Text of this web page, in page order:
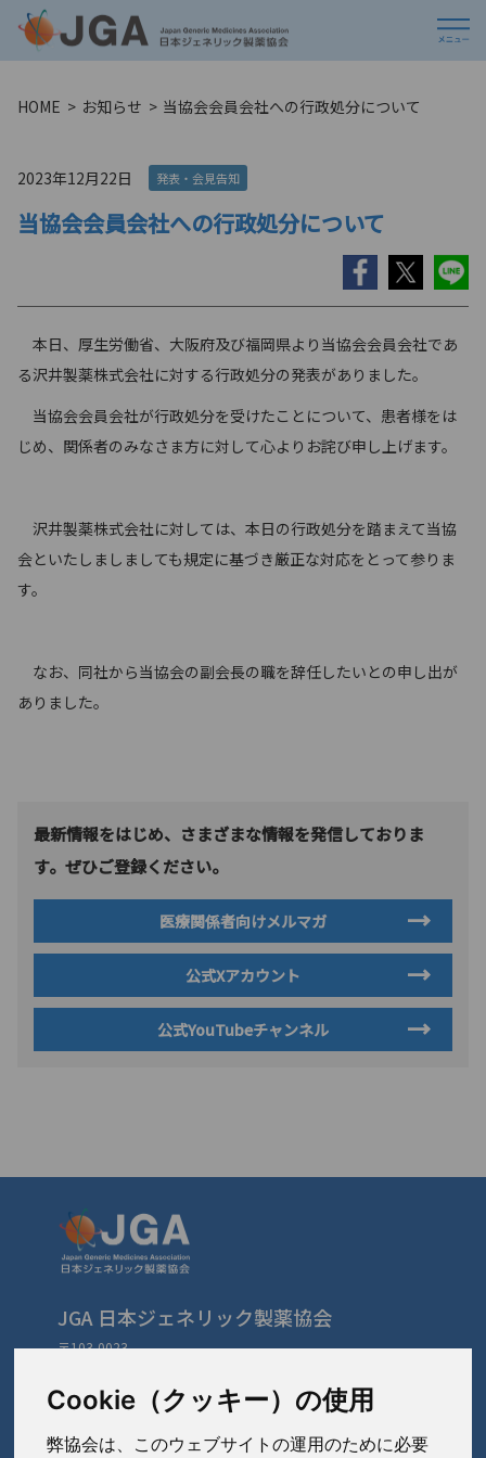
Cookie（クッキー）の使用
弊協会は、このウェブサイトの運用のために必要
HOME お知らせ 当協会会員会社への行政処分について
2023年12月22日 発表・会見告知
当協会会員会社への行政処分について
本日、厚生労働省、大阪府及び福岡県より当協会会員会社であ
る沢井製薬株式会社に対する行政処分の発表がありました。
当協会会員会社が行政処分を受けたことについて、患者様をは
じめ、関係者のみなさま方に対して心よりお詫び申し上げます。
沢井製薬株式会社に対しては、本日の行政処分を踏まえて当協
会といたしましましても規定に基づき厳正な対応をとって参りま
す。
なお、同社から当協会の副会長の職を辞任したいとの申し出が
ありました。
最新情報をはじめ、さまざまな情報を発信しておりま
す。ぜひご登録ください。
医療関係者向けメルマガ
公式Xアカウント
公式YouTubeチャンネル
JGA 日本ジェネリック製薬協会
〒103-0023
TEL: 03-3279-1890 / FAX: 03-3241-2978